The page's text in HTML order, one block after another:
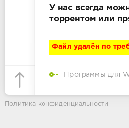
У нас всегда
торрентом или
Файл удалён по
Программы для
Политика конфиденциальности